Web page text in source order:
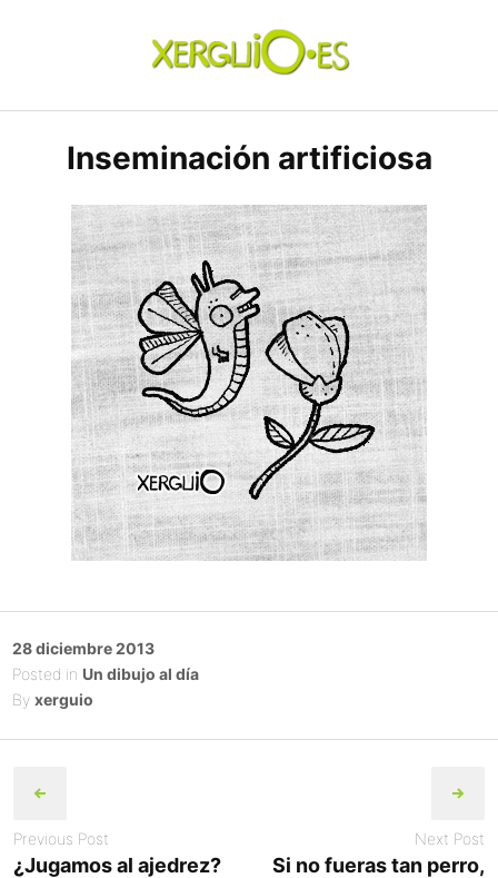
xerguio.ES | ilustración
Inseminación artificiosa
Posted
on
28 diciembre 2013
Posted in Un dibujo al día
By xerguio
navigation
Previous Post
¿Jugamos al ajedrez?
Next Post
Si no fueras tan perro,